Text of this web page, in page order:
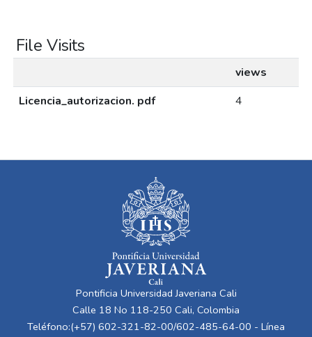
File Visits
views
Licencia_autorizacion. pdf
4
Pontificia Universidad Javeriana Cali
Calle 18 No 118-250 Cali, Colombia
Teléfono:(+57) 602-321-82-00/602-485-64-00 - Línea